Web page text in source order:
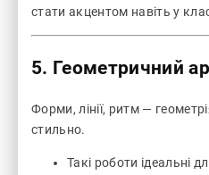
стати акцентом навіть у
5. Геометричний
Форми, лінії, ритм —
стильно.
Такі роботи ідеальні